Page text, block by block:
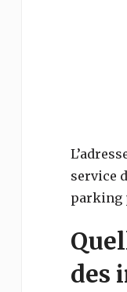
service
parking
des